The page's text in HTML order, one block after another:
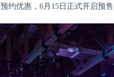
约优惠，6月15日正式开启预售